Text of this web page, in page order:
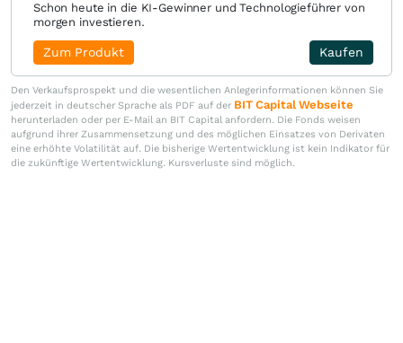
Schon heute in die KI-Gewinner und Technologieführer von
morgen investieren.
Kaufen
Zum Produkt
Den Verkaufsprospekt und die wesentlichen Anlegerinformationen können Sie
jederzeit in deutscher Sprache als PDF auf der BIT Capital Webseite
herunterladen oder per E-Mail an BIT Capital anfordern. Die Fonds weisen
aufgrund ihrer Zusammensetzung und des möglichen Einsatzes von Derivaten
eine erhöhte Volatilität auf. Die bisherige Wertentwicklung ist kein Indikator für
die zukünftige Wertentwicklung. Kursverluste sind möglich.